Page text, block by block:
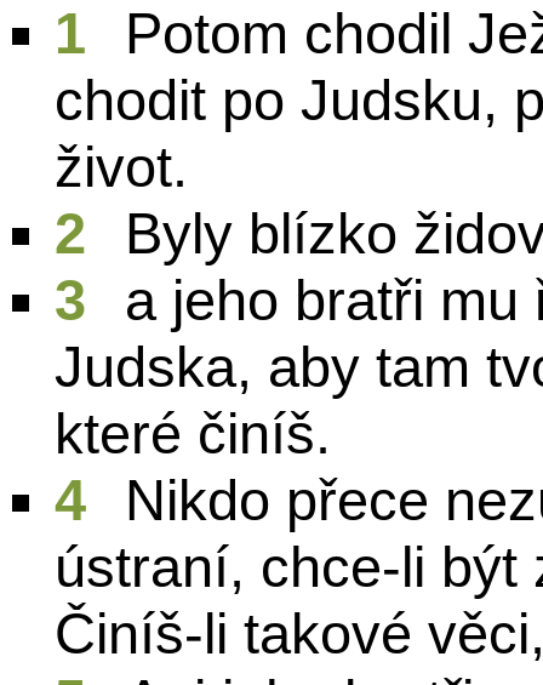
1
Potom chodil
chodit po Judsku,
život.
2
Byly blízko
3
a jeho bratři mu
Judska, aby tam
které činíš.
4
Nikdo přece
ústraní, chce-li být
Činíš-li takové